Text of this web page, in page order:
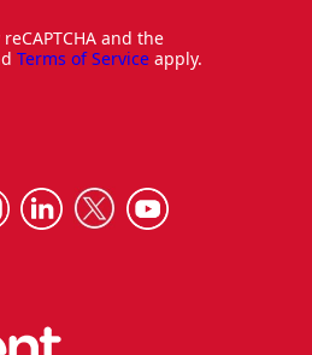
and the
Terms of Service apply.